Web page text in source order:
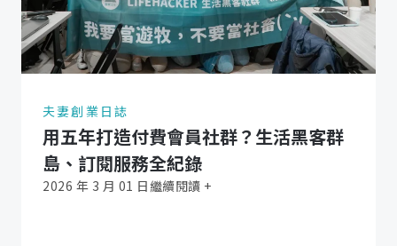
夫妻創業日誌
用五年打造付費會員社群？生活黑客群
島、訂閱服務全紀錄
2026 年 3 月 01 日 繼續閱讀 +